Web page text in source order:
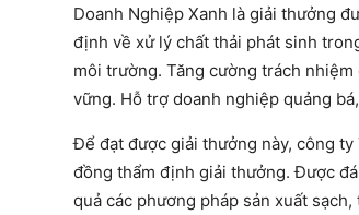
Doanh Nghiệp Xanh là giải thưởng
định về xử lý chất thải phát sinh
môi trường. Tăng cường trách
vững. Hỗ trợ doanh nghiệp quảng
Để đạt được giải thưởng này, công
đồng thẩm định giải thưởng. Được
quả các phương pháp sản xuất